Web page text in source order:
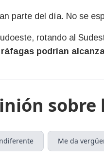
parte del día. No se
rotando al
podrían
sobre
Me da